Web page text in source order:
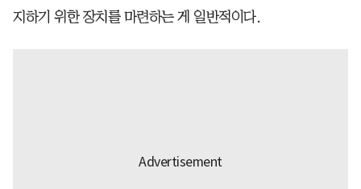
지하기 위한 장치를 마련하는 게 일반적이다.